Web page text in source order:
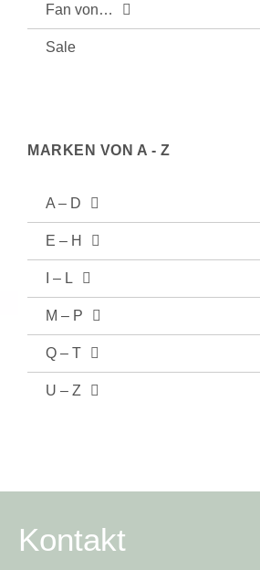
Fan von…
Sale
MARKEN VON A - Z
A – D
E – H
I – L
M – P
Q – T
U – Z
Kontakt